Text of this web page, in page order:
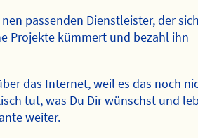
nen passenden Dienstleister, der
Projekte kümmert und bezahl ihn
das Internet, weil es das noch
tut, was Du Dir wünschst und
weiter.